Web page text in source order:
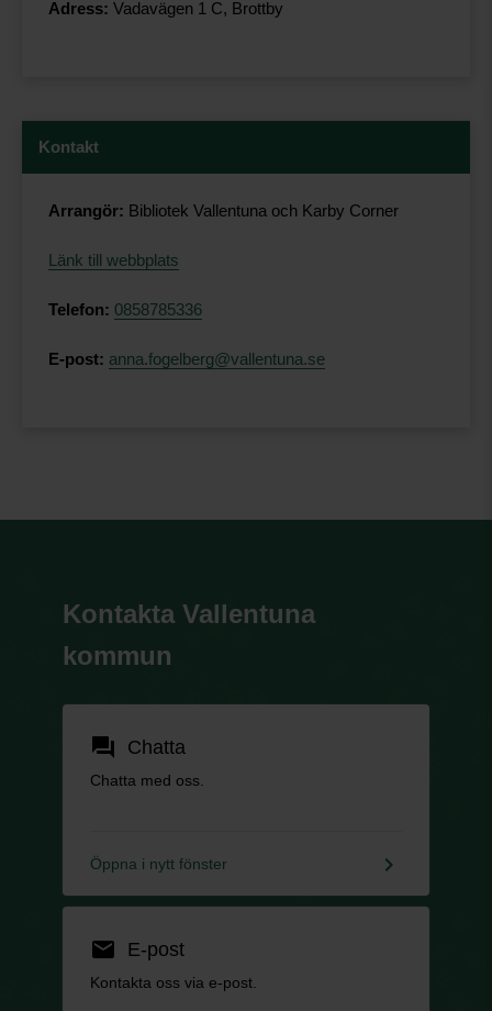
Adress: Vadavägen 1 C, Brottby
Kontakt
Arrangör: Bibliotek Vallentuna och Karby Corner
Länk till webbplats
Telefon: 0858785336
E-post: anna.fogelberg@vallentuna.se
Kontakta Vallentuna
kommun
forum Chatta
Chatta med oss.
Öppna i nytt fönster keyboard_arrow_right
email E-post
Kontakta oss via e-post.